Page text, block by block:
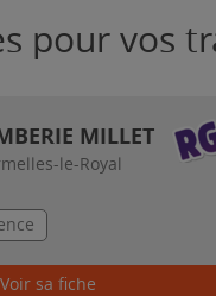
pour vos
MILLET
le-Royal
Voir sa fiche